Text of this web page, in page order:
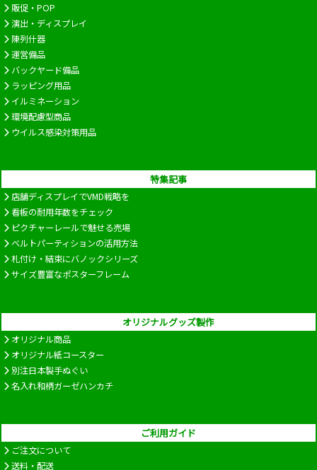
販促・POP
演出・ディスプレイ
陳列什器
運営備品
バックヤード備品
ラッピング用品
イルミネーション
環境配慮型商品
ウイルス感染対策用品
特集記事
店舗ディスプレイでVMD戦略を
看板の耐用年数をチェック
ピクチャーレールで魅せる売場
ベルトパーティションの活用方法
札付け・結束にバノックシリーズ
サイズ豊富なポスターフレーム
オリジナルグッズ製作
オリジナル商品
オリジナル紙コースター
別注日本製手ぬぐい
名入れ和柄ガーゼハンカチ
ご利用ガイド
ご注文について
送料・配送